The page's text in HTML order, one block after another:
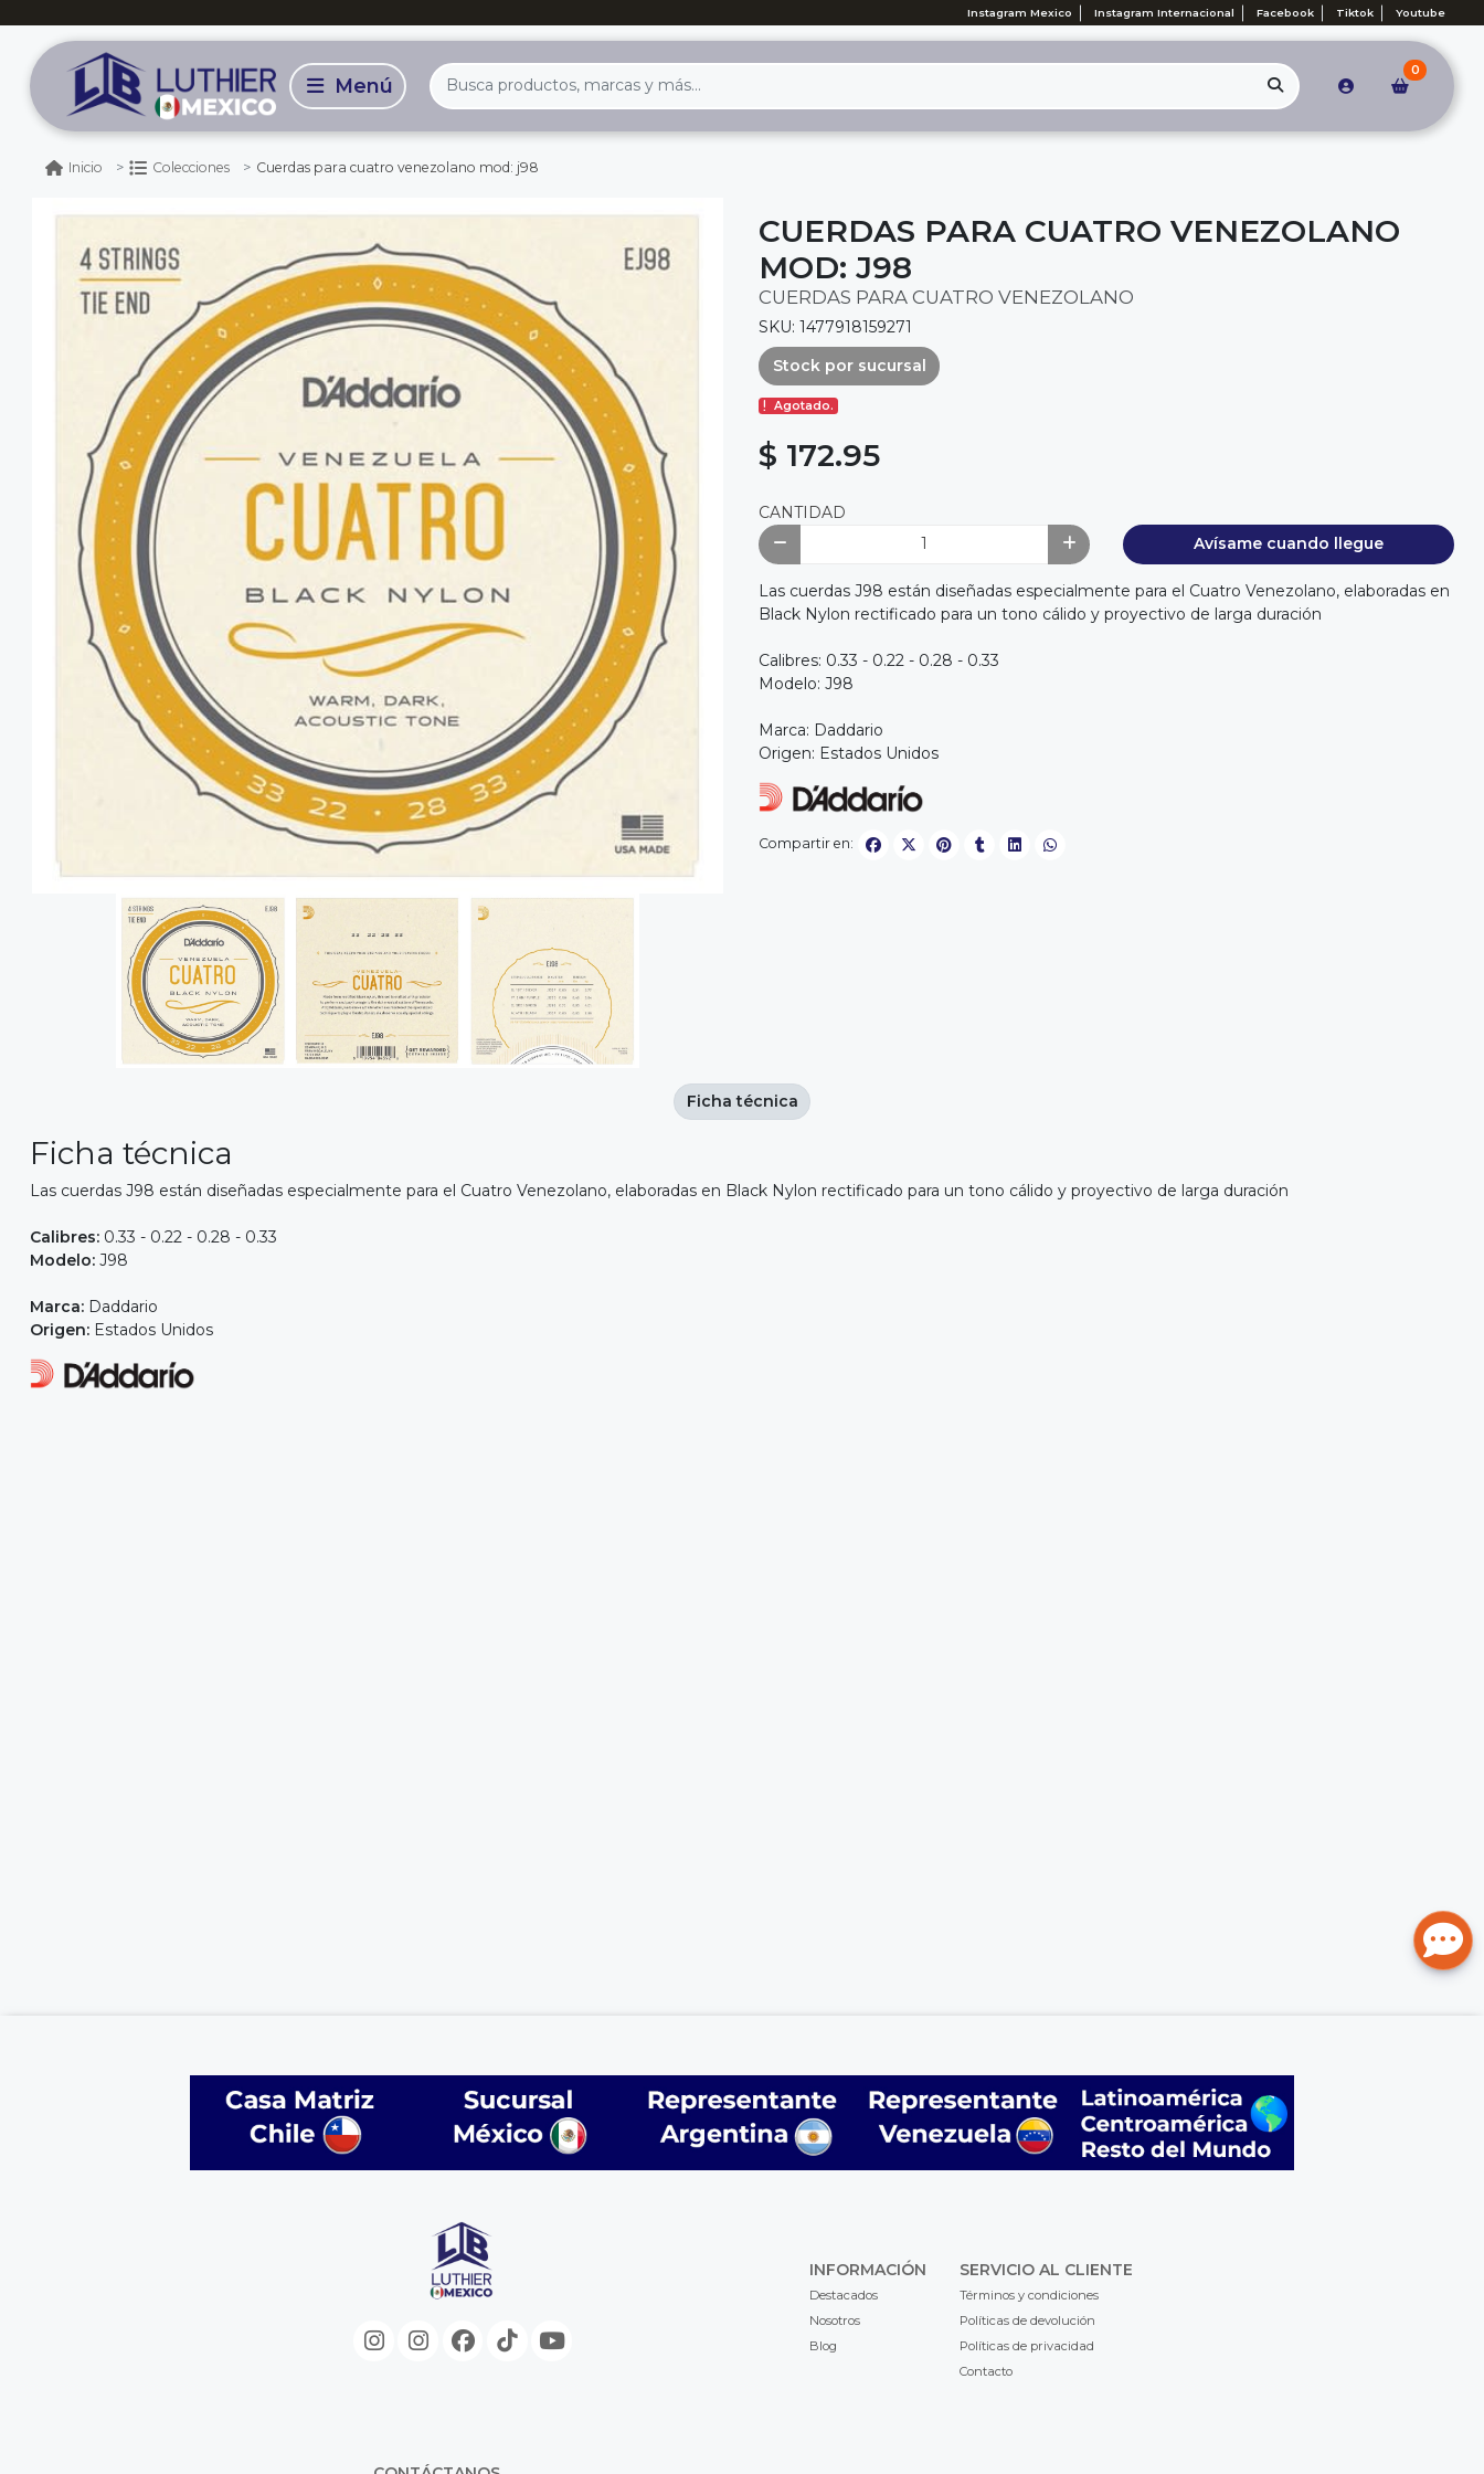
Instagram Mexico Instagram Internacional Facebook Tiktok Youtube
0
Inicio Colecciones Cuerdas para cuatro venezolano mod: j98
CUERDAS PARA CUATRO VENEZOLANO
MOD: J98
CUERDAS PARA CUATRO VENEZOLANO
SKU: 1477918159271
Stock por sucursal
Agotado.
$ 172.95
CANTIDAD
Avísame cuando llegue
Las cuerdas J98 están diseñadas especialmente para el Cuatro Venezolano, elaboradas en
Black Nylon rectificado para un tono cálido y proyectivo de larga duración
Calibres: 0.33 - 0.22 - 0.28 - 0.33
Modelo: J98
Marca: Daddario
Origen: Estados Unidos
Compartir en:
Ficha técnica
Las cuerdas J98 están diseñadas especialmente para el Cuatro Venezolano, elaboradas en Black Nylon rectificado para un tono cálido y proyectivo de larga duración
Calibres: 0.33 - 0.22 - 0.28 - 0.33
Modelo: J98
Marca: Daddario
Origen: Estados Unidos
Ficha técnica
INFORMACIÓN
Destacados
Nosotros
Blog
SERVICIO AL CLIENTE
Términos y condiciones
Políticas de devolución
Políticas de privacidad
Contacto